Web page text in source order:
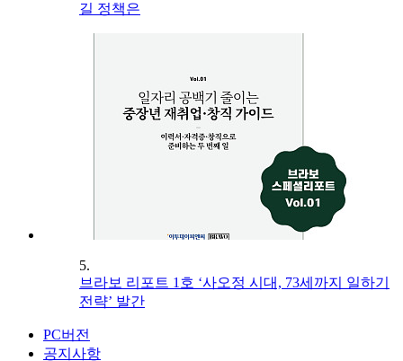
길 정책은
5.
브라보 리포트 1호 ‘사오정 시대, 73세까지 일하기
전략’ 발간
PC버전
공지사항